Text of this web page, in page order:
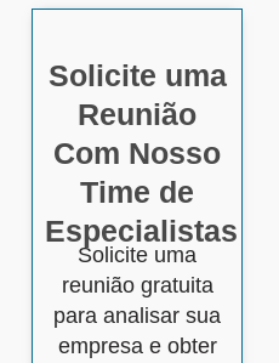
Solicite uma
Reunião
Com Nosso
Time de
Especialistas
Solicite uma
reunião gratuita
para analisar sua
empresa e obter